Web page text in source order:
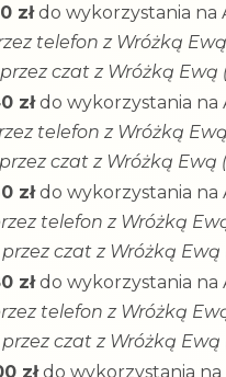
złdo wykorzystania na
telefon z Wróżką
czat z Wróżką Ewą
złdo wykorzystania na
telefon z Wróżką
czat z Wróżką Ewą
złdo wykorzystania na
telefon z Wróżką
czat z Wróżką Ewą
złdo wykorzystania na
telefon z Wróżką
czat z Wróżką Ewą
złdo wykorzystania na